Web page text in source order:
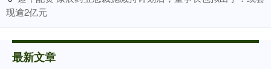
现逾2亿元
最新文章